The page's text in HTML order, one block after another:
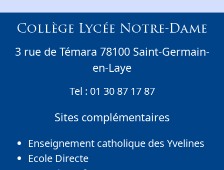
Sites complémentaires
Enseignement catholique des Yvelines
Ecole Directe
Collège Lycée Notre-Dame
3 rue de Témara 78100 Saint-Germain-
en-Laye
Tel : 01 30 87 17 87